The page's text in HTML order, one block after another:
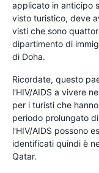
applicato in anticipo
visto turistico, deve
visti che sono
dipartimento di
di Doha.
Ricordate, questo
l'HIV/AIDS a vivere
per i turisti che
periodo prolungato
l'HIV/AIDS possono
identificati quindi è
Qatar.